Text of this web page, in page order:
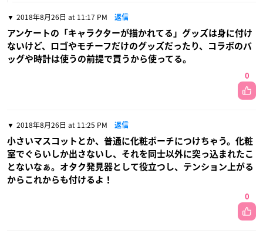
2018年8月26日 at 11:17 PM 返信
アンケートの「キャラクターが描かれてる」グッズは身に付け
ないけど、ロゴやモチーフだけのグッズだったり、コラボのバ
ッグや時計は使うの前提で買うから使ってる。
0
2018年8月26日 at 11:25 PM 返信
小さいマスコットとか、普通に化粧ポーチにつけちゃう。化粧
室でぐらいしか出さないし、それを同士以外に突っ込まれたこ
とないなぁ。オタク発見器として役立つし、テンション上がる
からこれからも付けるよ！
0